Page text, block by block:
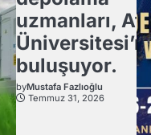
uzmanları,
buluşuyor.
byMustafa Fazlıoğlu
Temmuz 31, 2026